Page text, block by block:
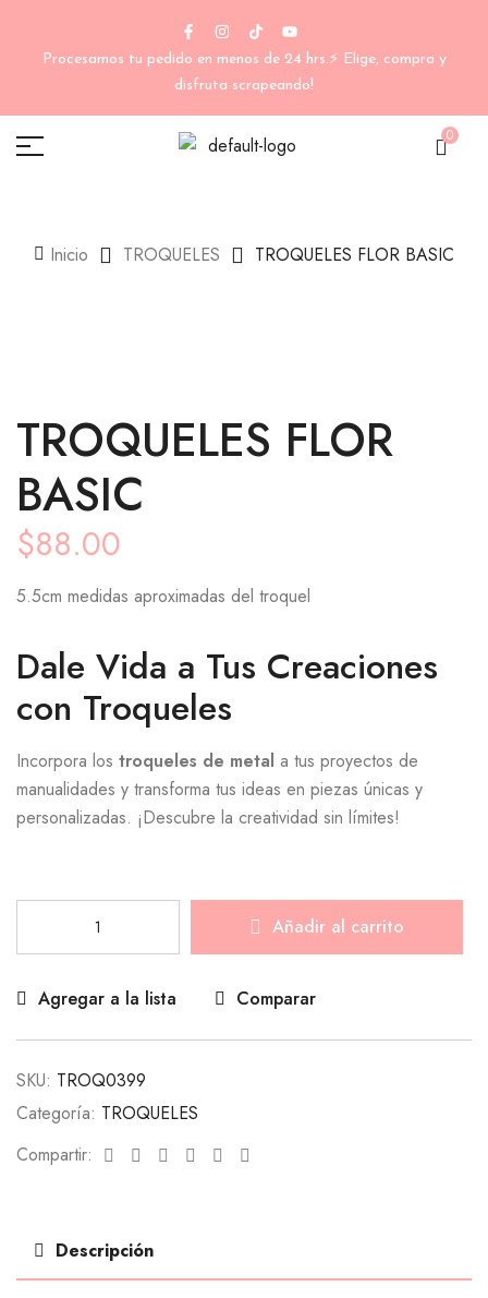
Procesamos tu pedido en menos de 24 hrs.⚡ Elige, compra y
disfruta scrapeando!
0
Inicio TROQUELES TROQUELES FLOR BASIC
TROQUELES FLOR
BASIC
$88.00
5.5cm medidas aproximadas del troquel
Dale Vida a Tus Creaciones
con Troqueles
Incorpora los troqueles de metal a tus proyectos de
manualidades y transforma tus ideas en piezas únicas y
personalizadas. ¡Descubre la creatividad sin límites!
Añadir al carrito
Agregar a la lista Comparar
SKU: TROQ0399
Categoría: TROQUELES
Compartir:
Facebook
TwitterLinkedinGoogle+Pinterest
Descripción